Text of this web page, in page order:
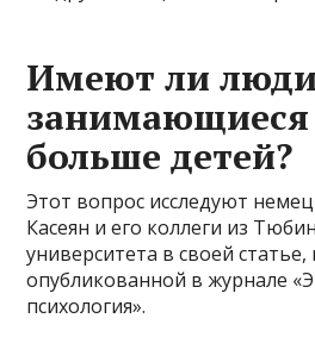
Имеют ли
занимающиеся
больше детей?
Этот вопрос исследуют
Касеян и его коллеги из
университета в своей
опубликованной в журнале
психология».